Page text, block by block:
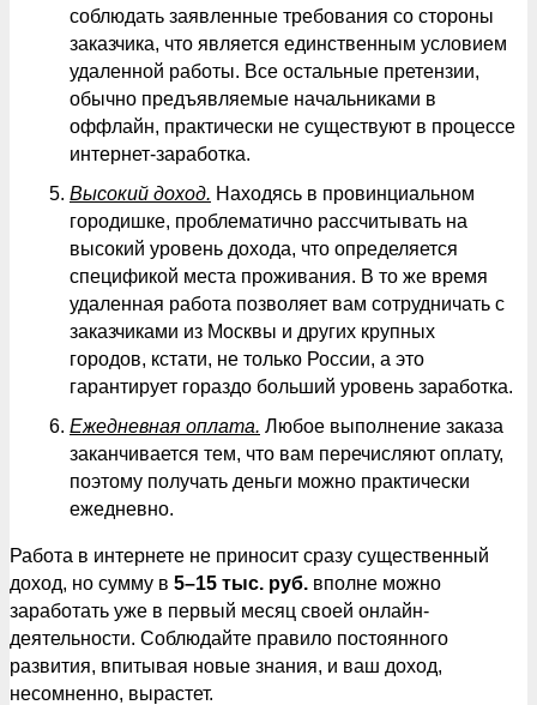
соблюдать заявленные требования со стороны
заказчика, что является единственным условием
удаленной работы. Все остальные претензии,
обычно предъявляемые начальниками в
оффлайн, практически не существуют в процессе
интернет-заработка.
Высокий доход. Находясь в провинциальном
городишке, проблематично рассчитывать на
высокий уровень дохода, что определяется
спецификой места проживания. В то же время
удаленная работа позволяет вам сотрудничать с
заказчиками из Москвы и других крупных
городов, кстати, не только России, а это
гарантирует гораздо больший уровень заработка.
Ежедневная оплата. Любое выполнение заказа
заканчивается тем, что вам перечисляют оплату,
поэтому получать деньги можно практически
ежедневно.
Работа в интернете не приносит сразу существенный
доход, но сумму в 5–15 тыс. руб. вполне можно
заработать уже в первый месяц своей онлайн-
деятельности. Соблюдайте правило постоянного
развития, впитывая новые знания, и ваш доход,
несомненно, вырастет.